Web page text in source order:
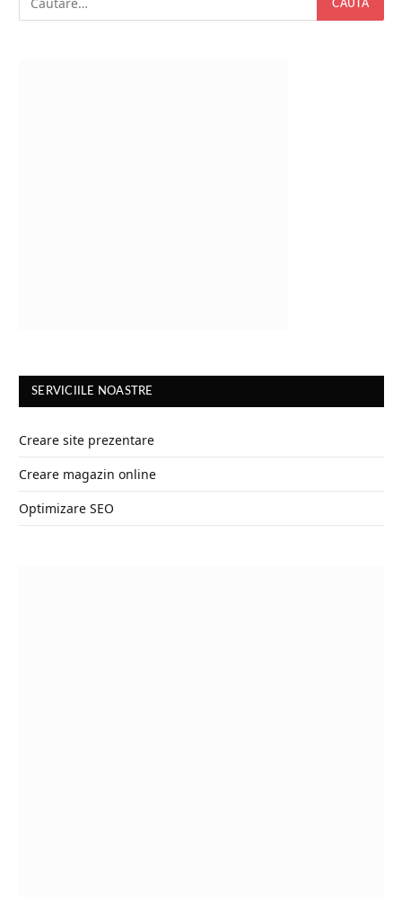
SERVICIILE NOASTRE
Creare site prezentare
Creare magazin online
Optimizare SEO